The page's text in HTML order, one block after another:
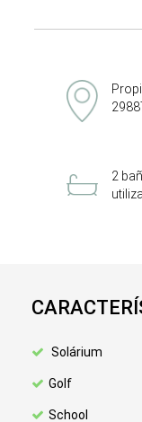
2
Solárium
Golf
School